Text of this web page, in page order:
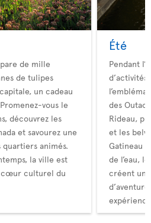
de mille
de tulipes
un cadeau
vous le
découvrez les
et savourez une
animés.
la ville est
cœur culturel du
Été
Pendant
des
Rideau,
et les
Gatineau
de l’eau,
créent un